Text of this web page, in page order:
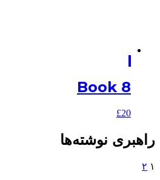
Book 8
£20
راهبری نوشته‌ها
۱ ۲